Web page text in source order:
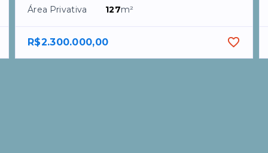
Área Privativa
127m²
R$2.300.000,00